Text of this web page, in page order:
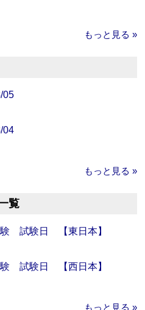
もっと見る »
05
04
もっと見る »
覧
試験日 【東日本】
試験日 【西日本】
もっと見る »